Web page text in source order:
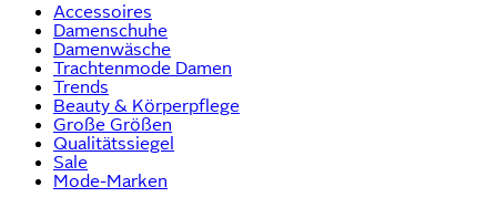
Accessoires
Damenschuhe
Damenwäsche
Trachtenmode Damen
Trends
Beauty & Körperpflege
Große Größen
Qualitätssiegel
Sale
Mode-Marken